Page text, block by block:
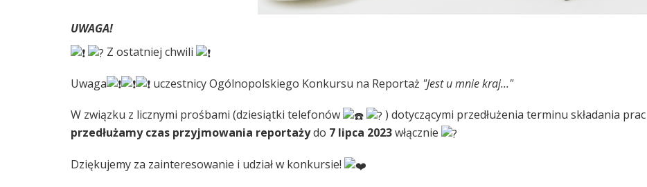
UWAGA!
Z ostatniej chwili
Uwaga uczestnicy Ogólnopolskiego Konkursu na Reportaż "Jest u mnie kraj..."
W związku z licznymi prośbami (dziesiątki telefonów ) dotyczącymi przedłużenia terminu składania
przedłużamy czas przyjmowania reportażydo 7 lipca 2023włącznie
Dziękujemy za zainteresowanie i udział w konkursie!